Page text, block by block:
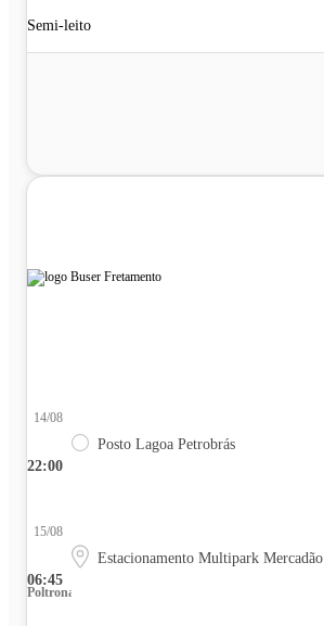
Semi-leito
22:00
14/08
Posto Lagoa Petrobrás
06:45
15/08
Estacionamento Multipark Mercadão
Poltrona